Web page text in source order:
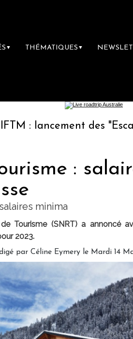
▼ THÉMATIQUES ▼
des "Escales
:
minima
Tourisme (SNRT) a annoncé
2023.
par Céline Eymery le Mardi 14